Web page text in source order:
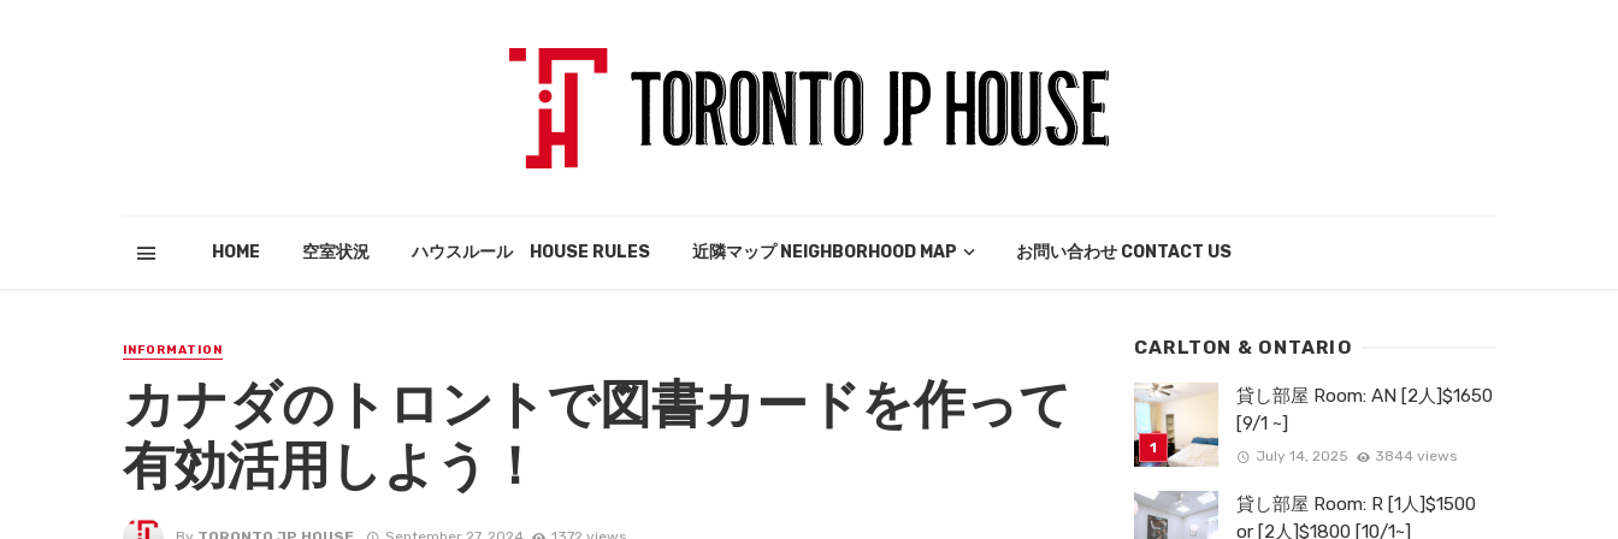
HOME 空室状況 ハウスルール HOUSE RULES 近隣マップ NEIGHBORHOOD MAP お問い合わせ CONTACT US
INFORMATION
カナダのトロントで図書カードを作って
有効活用しよう！
CARLTON & ONTARIO
貸し部屋 Room: AN [2人]$1650
[9/1 ~]
July 14, 2025 3844 views
貸し部屋 Room: R [1人]$1500
or [2人]$1800 [10/1~]